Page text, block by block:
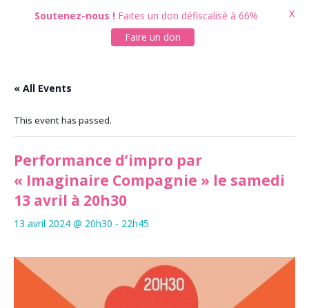
« All Events
This event has passed.
Performance d’impro par
« Imaginaire Compagnie » le samedi
13 avril à 20h30
13 avril 2024 @ 20h30 - 22h45
Soutenez-nous ! Faites un don défiscalisé à 66%
Faire un don
X